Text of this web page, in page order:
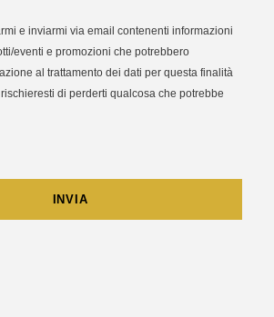
e inviarmi via email contenenti informazioni
eventi e promozioni che potrebbero
al trattamento dei dati per questa finalità
di perderti qualcosa che potrebbe